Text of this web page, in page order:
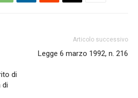
di
di
Articolo successivo
Legge 6 marzo 1992, n. 216